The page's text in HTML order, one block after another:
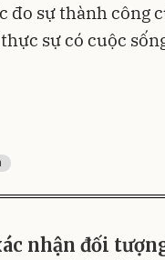
đo sự thành công
sự có cuộc
nhận đối